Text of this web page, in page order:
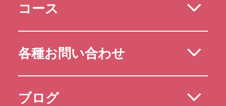
コース
各種お問い合わせ
ブログ